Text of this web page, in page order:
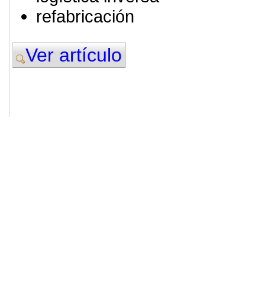
refabricación
Ver artículo